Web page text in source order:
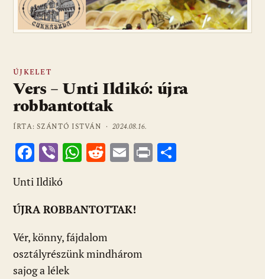
ÚJKELET
Vers – Unti Ildikó: újra
robbantottak
ÍRTA: SZÁNTÓ ISTVÁN ·2024.08.16.
F
ac
e
b
o
o
k
Vi
b
er
W
s
A
p
p
R
di
E
l
Pr
Unti Ildikó
ÚJRA ROBBANTOTTAK!
Vér, könny, fájdalom
osztályrészünk mindhárom
sajog a lélek